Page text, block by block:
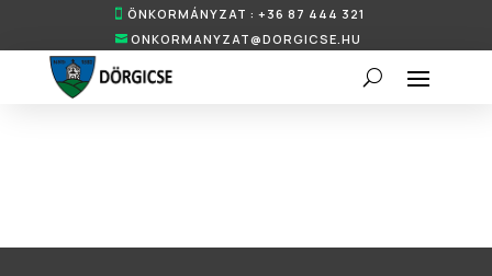
ÖNKORMÁNYZAT : +36 87 444 321
ONKORMANYZAT@DORGICSE.HU